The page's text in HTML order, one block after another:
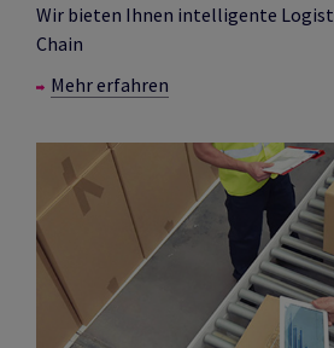
Wir bieten Ihnen intelligente
Chain
Mehr erfahren